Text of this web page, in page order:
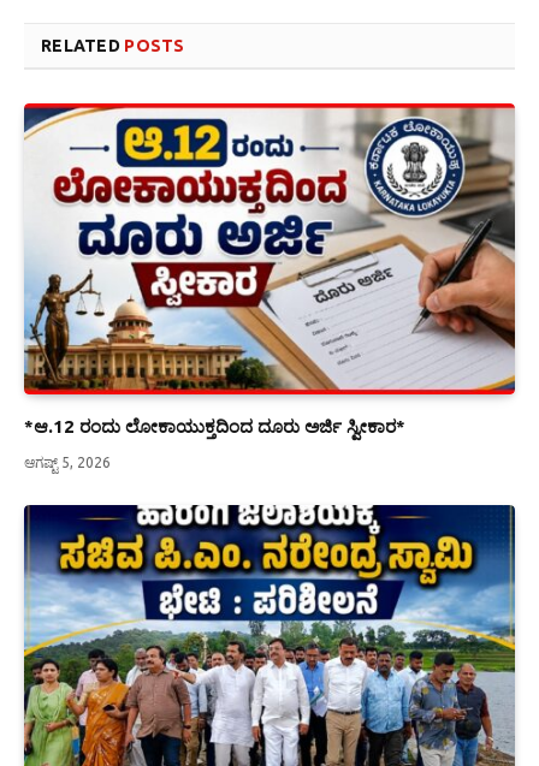
RELATED POSTS
*ಆ.12 ರಂದು ಲೋಕಾಯುಕ್ತದಿಂದ ದೂರು ಅರ್ಜಿ ಸ್ವೀಕಾರ*
ಆಗಷ್ಟ್ 5, 2026